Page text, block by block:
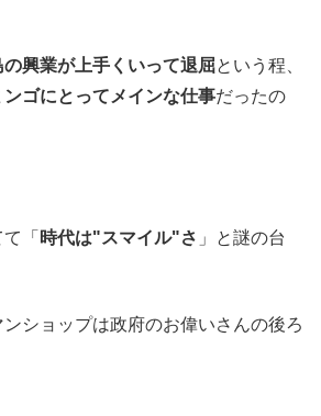
の興業が上手くいって退屈という程、
ンゴにとってメインな仕事だったの
「 時代は"スマイル"さ 」と謎の台
ショップは政府のお偉いさんの後ろ